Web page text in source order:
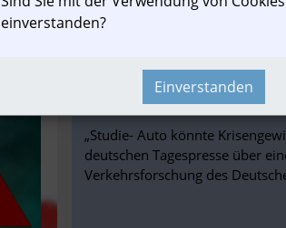
salzburg24.at
Die Corona-Krise, eine
Verkehrspolitik
[Presseaussendung]
„Studie- Auto könnte
deutschen Tagespresse über
Verkehrsforschung des
einverstanden?
Einverstanden